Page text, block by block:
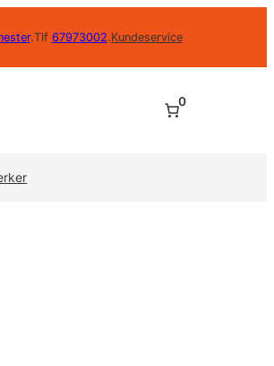
.Tlf 67973002.Kundeservice
0